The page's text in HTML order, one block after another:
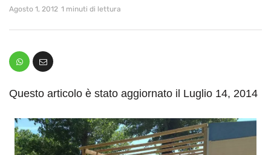
Agosto 1, 2012 1 minuti di lettura
Questo articolo è stato aggiornato il Luglio 14, 2014